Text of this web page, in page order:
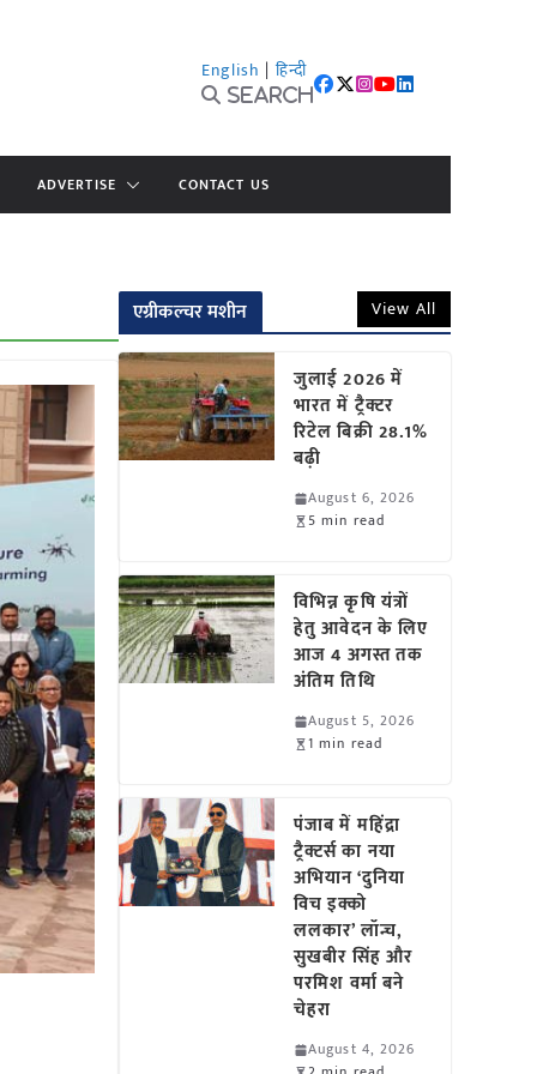
English | हिन्दी
Search
ADVERTISE CONTACT US
एग्रीकल्चर मशीन View All
जुलाई 2026 में
भारत में ट्रैक्टर
रिटेल बिक्री 28.1%
बढ़ी
August 6, 2026
5 min read
विभिन्न कृषि यंत्रों
हेतु आवेदन के लिए
आज 4 अगस्त तक
अंतिम तिथि
August 5, 2026
1 min read
पंजाब में महिंद्रा
ट्रैक्टर्स का नया
अभियान ‘दुनिया
विच इक्को
ललकार’ लॉन्च,
सुखबीर सिंह और
परमिश वर्मा बने
चेहरा
August 4, 2026